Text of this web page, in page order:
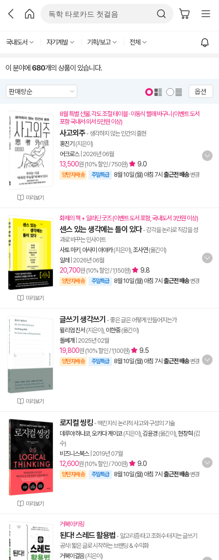
국내도서 자기계발 기획/보고 전체
이 분야에 680개의 상품이 있습니다.
옵션
미리보기
8월 특별 선물. 각도 조절 테이블 · 이동식 빨래 바구니 (이벤트 도서
포함 국내서·외서 5만원 이상)
사고외주- 생각하지 않는 인간의 출현
홍진기 (지은이)
어크로스| 2026년 06월
13,500원 (10% 할인 / 750원) 9.0
양탄자배송 주말특급 8월 10일 (월) 아침 7시 출근전 배송 변경
미리보기
화제의 책 + 알라딘 굿즈 (이벤트 도서 포함, 국내도서 3만원 이상)
센스 있는 생각에는 틀이 있다- 감각을 논리로 직감을 성
과로 바꾸는 인사이트
사토 마키 아사미 아야카(지은이), 조사연(옮긴이)
알레
2026년 06월
20,700원 (10% 할인 / 1,150원) 9.8
양탄자배송 주말특급 8월 10일 (월) 아침 7시 출근전 배송 변경
미리보기
글쓰기 생각쓰기 - 좋은 글은 어떻게 만들어지는가
윌리엄 진서 (지은이), 이한중(옮긴이)
돌베개 2025년 02월
19,800원 (10% 할인 / 1,100원) 9.5
양탄자배송 주말특급 8월 10일 (월) 아침 7시 출근전 배송 변경
미리보기
로지컬 씽킹 - 맥킨지식 논리적 사고와 구성의 기술
데루야 하나코, 오카다 게이코(지은이), 김윤경 (옮긴이), 현창혁 (감
수)
비즈니스북스| 2019년 07월
12,600원 (10% 할인 / 700원) 9.0
양탄자배송 주말특급 8월 10일 (월) 아침 7시 출근전 배송 변경
거북이키링
된다! 스레드 활용법 - 알고리즘 타고 조회수 터지는 글쓰기
공식! 짧은 글로 시작하는 브랜딩 & 수익화
거북이걸음(지은이)